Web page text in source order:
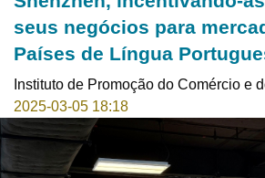
seus negócios para
Países de Língua
Instituto de Promoção do Comércio e
2025-03-05 18:18